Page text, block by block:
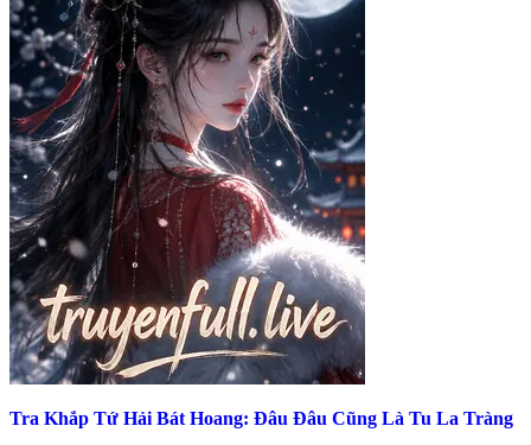
Tra Khắp Tứ Hải Bát Hoang: Đâu Đâu Cũng Là Tu La Tràng